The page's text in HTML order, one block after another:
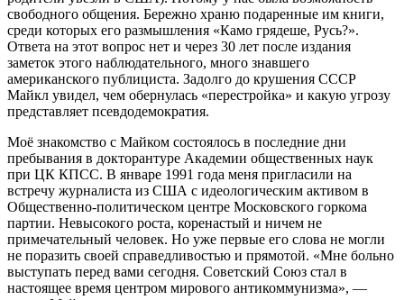
свободного общения. Бережно храню подаренные им книги,
среди которых его размышления «Камо грядеше, Русь?».
Ответа на этот вопрос нет и через 30 лет после издания
заметок этого наблюдательного, много знавшего
американского публициста. Задолго до крушения СССР
Майкл увидел, чем обернулась «перестройка» и какую угрозу
представляет псевдодемократия.
Моё знакомство с Майком состоялось в последние дни
пребывания в докторантуре Академии общественных наук
при ЦК КПСС. В январе 1991 года меня пригласили на
встречу журналиста из США с идеологическим активом в
Общественно-политическом центре Московского горкома
партии. Невысокого роста, коренастый и ничем не
примечательный человек. Но уже первые его слова не могли
не поразить своей справедливостью и прямотой. «Мне больно
выступать перед вами сегодня. Советский Союз стал в
настоящее время центром мирового антикоммунизма», —